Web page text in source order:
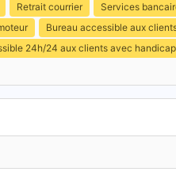
Retrait courrier Services
Bureau accessible aux
24h/24 aux clients avec